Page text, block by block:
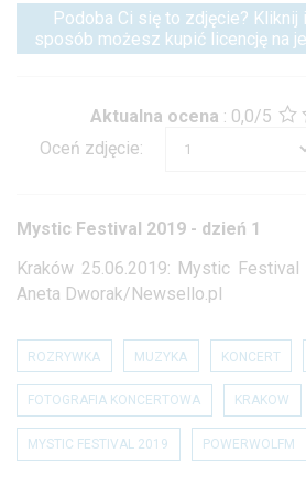
Podoba Ci się to zdjęcie? Kliknij
sposób możesz kupić licencję na
Aktualna ocena : 0,0/5
Oceń zdjęcie:
Mystic Festival 2019 - dzień 1
Kraków 25.06.2019: Mystic
Aneta Dworak/Newsello.pl
ROZRYWKA MUZYKA KONCERT
FOTOGRAFIA KONCERTOWA KRAKOW
MYSTIC FESTIVAL 2019 POWERWOLFM